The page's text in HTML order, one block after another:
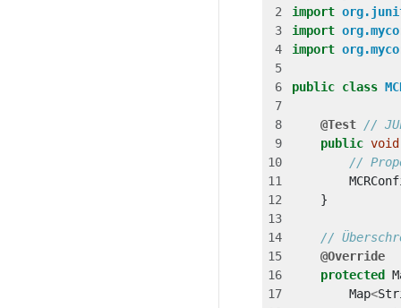
3
4
5
6
7
8
9
10
13
14
15
16
17
import
import
import
public class
@Test //
public void
//
}
//
@Override
protected
Map<